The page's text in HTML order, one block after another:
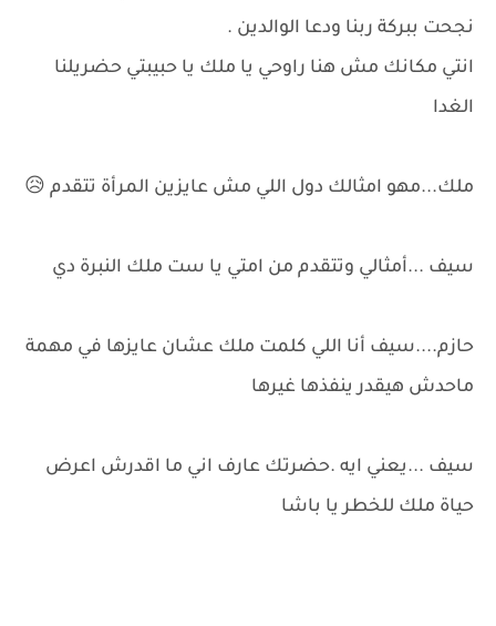
نجحت ببركة ربنا ودعا الوالدين .
انتي مكانك مش هنا راوحي يا ملك يا حبيبتي حضريلنا
الغدا
ملك...مهو امثالك دول اللي مش عايزين المرأة تتقدم 😥
سيف ...أمثالي وتتقدم من امتي يا ست ملك النبرة دي
حازم....سيف أنا اللي كلمت ملك عشان عايزها في مهمة
ماحدش هيقدر ينفذها غيرها
سيف ...يعني ايه .حضرتك عارف اني ما اقدرش اعرض
حياة ملك للخطر يا باشا